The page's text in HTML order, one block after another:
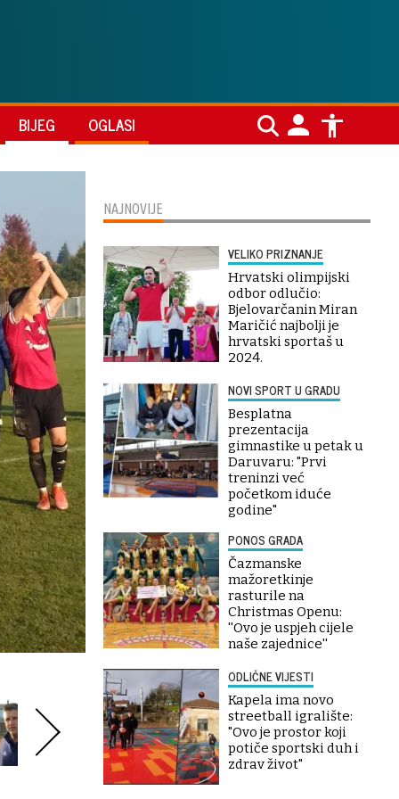
BIJEG OGLASI
NAJNOVIJE
VELIKO PRIZNANJE
Hrvatski olimpijski
odbor odlučio:
Bjelovarčanin Miran
Maričić najbolji je
hrvatski sportaš u
2024.
NOVI SPORT U GRADU
Besplatna
prezentacija
gimnastike u petak u
Daruvaru: "Prvi
treninzi već
početkom iduće
godine"
PONOS GRADA
Čazmanske
mažoretkinje
rasturile na
Christmas Openu:
''Ovo je uspjeh cijele
naše zajednice''
ODLIČNE VIJESTI
Kapela ima novo
streetball igralište:
"Ovo je prostor koji
potiče sportski duh i
zdrav život"